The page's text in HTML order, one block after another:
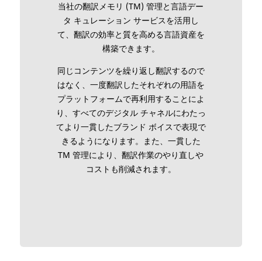
当社の翻訳メモリ (TM) 管理と言語デー
タ キュレーション サービスを活用し
て、翻訳の効率と質を高める言語資産を
構築できます。
同じコンテンツを繰り返し翻訳するので
はなく、一度翻訳したそれぞれの用語を
プラットフォームで再利用することによ
り、すべてのデジタル チャネルにわたっ
てより一貫したブランド ボイスで表現で
きるようになります。また、一貫した
TM 管理により、翻訳作業のやり直しや
コストも削減されます。